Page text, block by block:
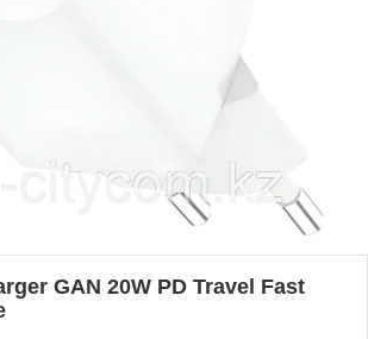
GAN 20W PD Travel Fast